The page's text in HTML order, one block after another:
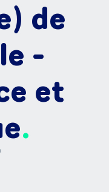
de
-
et